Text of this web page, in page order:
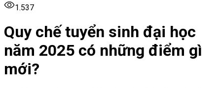
1.537
Quy chế tuyển sinh đại học
năm 2025 có những điểm gì
mới?